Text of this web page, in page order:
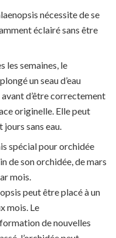
nécessite de se
éclairé sans être
les semaines, le
un seau d’eau
d’être correctement
originelle. Elle peut
sans eau.
spécial pour orchidée
de son orchidée, de mars
mois.
peut être placé à un
mois. Le
de nouvelles